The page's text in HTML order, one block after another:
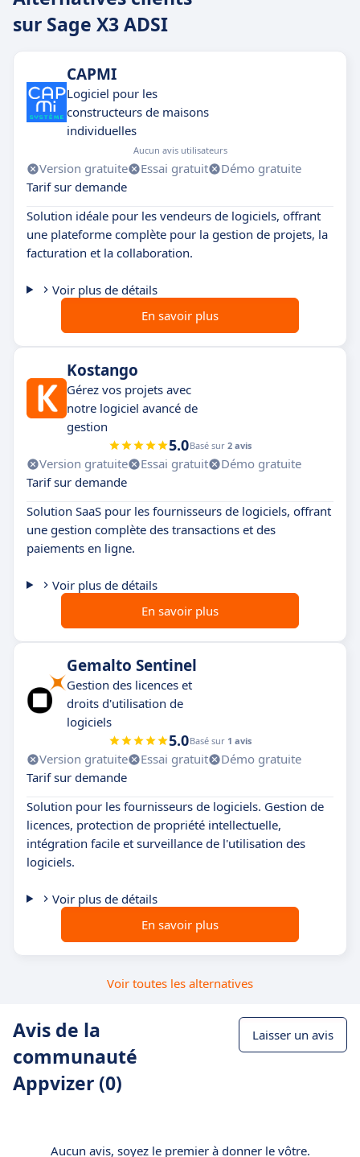
sur Sage X3 ADSI
CAPMI
Logiciel pour les
constructeurs de maisons
individuelles
Aucun avis utilisateurs
Version gratuite Essai gratuit
Démo gratuite
Tarif sur demande
Solution idéale pour les vendeurs de logiciels, offrant
une plateforme complète pour la gestion de projets, la
facturation et la collaboration.
Voir plus de détails
En savoir plus
Kostango
Gérez vos projets avec
notre logiciel avancé de
gestion
5.0Basé sur 2 avis
Version gratuite Essai gratuit
Démo gratuite
Tarif sur demande
Solution SaaS pour les fournisseurs de logiciels, offrant
une gestion complète des transactions et des
paiements en ligne.
Voir plus de détails
En savoir plus
Gemalto Sentinel
Gestion des licences et
droits d'utilisation de
logiciels
5.0Basé sur 1 avis
Version gratuite Essai gratuit
Démo gratuite
Tarif sur demande
Solution pour les fournisseurs de logiciels. Gestion de
licences, protection de propriété intellectuelle,
intégration facile et surveillance de l'utilisation des
logiciels.
Voir plus de détails
En savoir plus
Voir toutes les alternatives
Avis de la
communauté
Appvizer (0)
Laisser un avis
Aucun avis, soyez le premier à donner le vôtre.